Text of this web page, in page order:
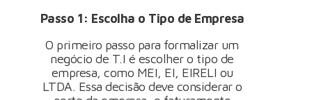
Passo 1: Escolha o Tipo de Empresa
O primeiro passo para formalizar um
negócio de T.I é escolher o tipo de
empresa, como MEI, EI, EIRELI ou
LTDA. Essa decisão deve considerar o